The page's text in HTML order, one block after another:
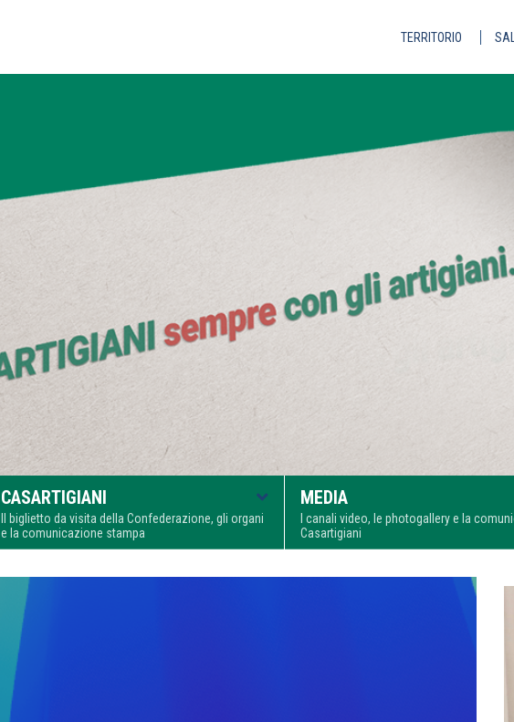
TERRITORIO
CASARTIGIANI
Il biglietto da visita della Confederazione, gli organi
e la comunicazione stampa
MEDIA
I canali video, le photogallery e la
Casartigiani